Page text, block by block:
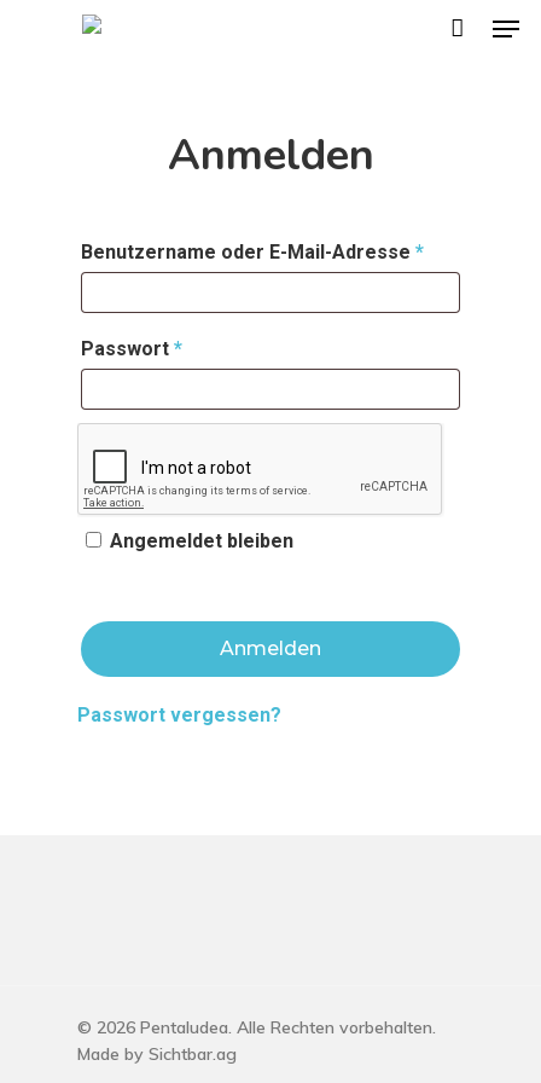
Anmelden
Benutzername oder E-Mail-Adresse *
Passwort *
Angemeldet bleiben
Anmelden
Passwort vergessen?
© 2026 Pentaludea. Alle Rechten vorbehalten.
Made by Sichtbar.ag